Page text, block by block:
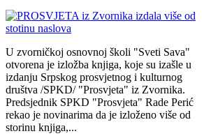
U zvorničkoj osnovnoj školi "Sveti Sava"
otvorena je izložba knjiga, koje su izašle u
izdanju Srpskog prosvjetnog i kulturnog
društva /SPKD/ "Prosvjeta" iz Zvornika.
Predsjednik SPKD "Prosvjeta" Rade Perić
rekao je novinarima da je izloženo više od
storinu knjiga,...